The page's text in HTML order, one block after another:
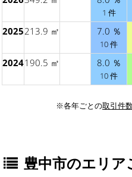
1 件
2025213.9 ㎡ 7.0 ％
10 件
2024190.5 ㎡ 8.0 ％
10 件
※各年ごとの取引件
豊中市のエリア